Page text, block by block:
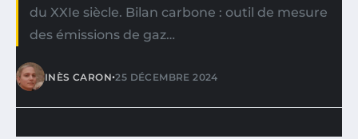
du XXIe siècle. Bilan carbone : outil de mesure
des émissions de gaz…
INÈS CARON•25 DÉCEMBRE 2024